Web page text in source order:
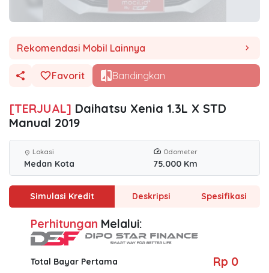
Rekomendasi Mobil Lainnya chevron_right
Favorit Bandingkan
[TERJUAL] Daihatsu Xenia 1.3L X STD
Manual 2019
location_on Lokasi
Medan Kota
Odometer
75.000 Km
Simulasi Kredit Deskripsi Spesifikasi
Perhitungan Melalui:
Total Bayar Pertama Rp 0